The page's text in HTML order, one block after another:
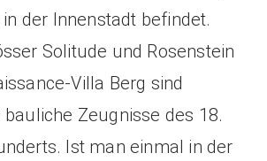
der Innenstadt befindet.
Solitude und Rosenstein
Villa Berg sind
Zeugnisse des 18.
Ist man einmal in der